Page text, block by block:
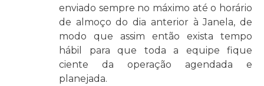
enviado sempre no máximo até o horário
de almoço do dia anterior à Janela, de
modo que assim então exista tempo
hábil para que toda a equipe fique
ciente da operação agendada e
planejada.